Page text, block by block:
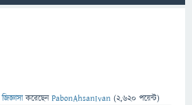
জিজ্ঞাসাকরেছেনPabonAhsanIvan (2,620 পয়েন্ট)